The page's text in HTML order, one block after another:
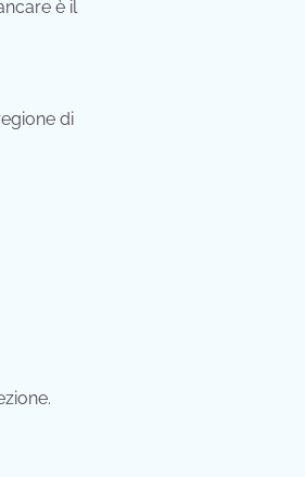
è il
di